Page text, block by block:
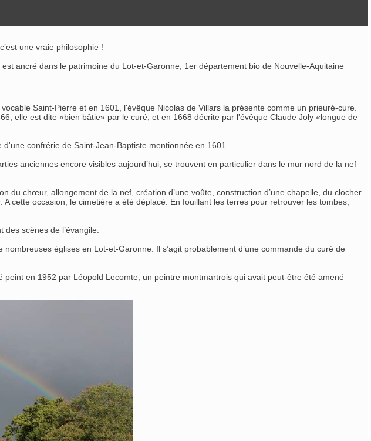
une vraie philosophie !
ancré dans le patrimoine du Lot-et-Garonne, 1er département bio de Nouvelle-Aquitaine
Saint-Pierre et en 1601, l'évêque Nicolas de Villars la présente comme un prieuré-cure.
elle est dite «bien bâtie» par le curé, et en 1668 décrite par l'évêque Claude Joly «longue de
confrérie de Saint-Jean-Baptiste mentionnée en 1601.
anciennes encore visibles aujourd’hui, se trouvent en particulier dans le mur nord de la nef
chœur, allongement de la nef, création d’une voûte, construction d’une chapelle, du clocher
cette occasion, le cimetière a été déplacé. En fouillant les terres pour retrouver les tombes,
scènes de l’évangile.
églises en Lot-et-Garonne. Il s’agit probablement d’une commande du curé de
en 1952 par Léopold Lecomte, un peintre montmartrois qui avait peut-être été amené